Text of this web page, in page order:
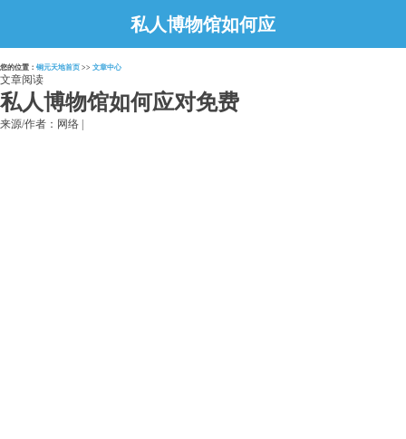
私人博物馆如何应
对免费
您的位置： 铜元天地首页 >> 文章中心
文章阅读
私人博物馆如何应对免费
来源/作者：网络 |